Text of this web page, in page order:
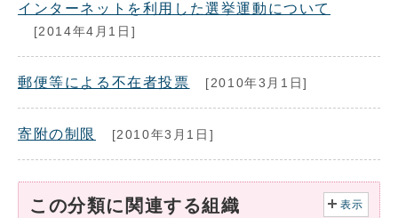
インターネットを利用した選挙運動について
[2014年4月1日]
郵便等による不在者投票 [2010年3月1日]
寄附の制限 [2010年3月1日]
この分類に関連する組織 表示